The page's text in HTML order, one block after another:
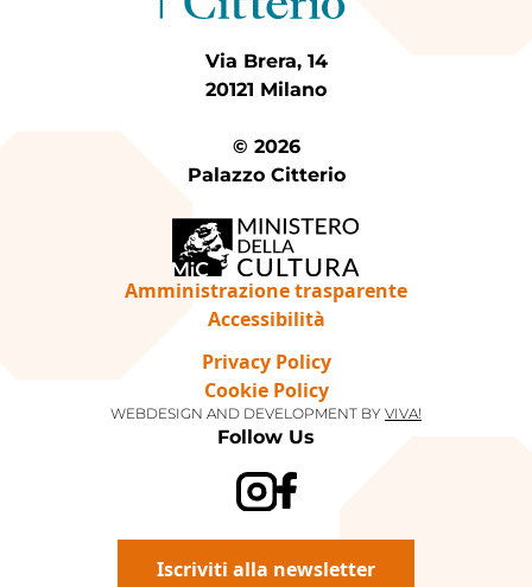
Via Brera, 14
20121 Milano
© 2026
Palazzo Citterio
Follow Us
Iscriviti alla newsletter
Amministrazione trasparente
Accessibilità
Privacy Policy
Cookie Policy
WEBDESIGN AND DEVELOPMENT BY VIVA!